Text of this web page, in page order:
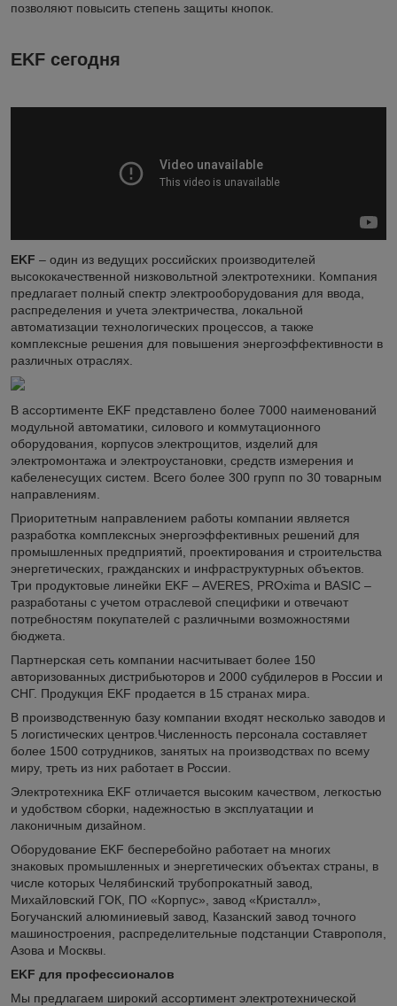
позволяют повысить степень защиты кнопок.
EKF сегодня
EKF – один из ведущих российских производителей
высококачественной низковольтной электротехники. Компания
предлагает полный спектр электрооборудования для ввода,
распределения и учета электричества, локальной
автоматизации технологических процессов, а также
комплексные решения для повышения энергоэффективности в
различных отраслях.
В ассортименте EKF представлено более 7000 наименований
модульной автоматики, силового и коммутационного
оборудования, корпусов электрощитов, изделий для
электромонтажа и электроустановки, средств измерения и
кабеленесущих систем. Всего более 300 групп по 30 товарным
направлениям.
Приоритетным направлением работы компании является
разработка комплексных энергоэффективных решений для
промышленных предприятий, проектирования и строительства
энергетических, гражданских и инфраструктурных объектов.
Три продуктовые линейки EKF – AVERES, PROxima и BASIC –
разработаны с учетом отраслевой специфики и отвечают
потребностям покупателей с различными возможностями
бюджета.
Партнерская сеть компании насчитывает более 150
авторизованных дистрибьюторов и 2000 субдилеров в России и
СНГ. Продукция EKF продается в 15 странах мира.
В производственную базу компании входят несколько заводов и
5 логистических центров.Численность персонала составляет
более 1500 сотрудников, занятых на производствах по всему
миру, треть из них работает в России.
Электротехника EKF отличается высоким качеством, легкостью
и удобством сборки, надежностью в эксплуатации и
лаконичным дизайном.
Оборудование EKF бесперебойно работает на многих
знаковых промышленных и энергетических объектах страны, в
числе которых Челябинский трубопрокатный завод,
Михайловский ГОК, ПО «Корпус», завод «Кристалл»,
Богучанский алюминиевый завод, Казанский завод точного
машиностроения, распределительные подстанции Ставрополя,
Азова и Москвы.
EKF для профессионалов
Мы предлагаем широкий ассортимент электротехнической